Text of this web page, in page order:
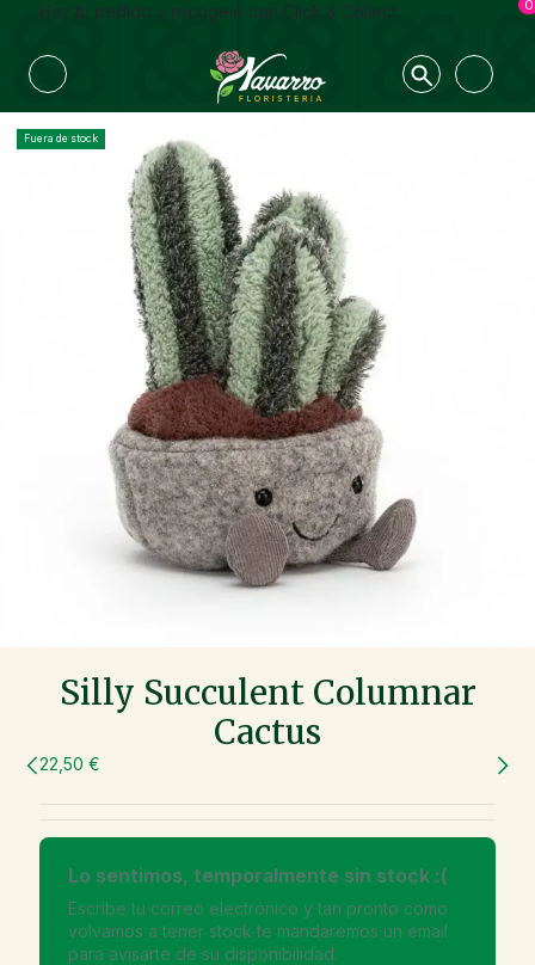
Haz tu pedido y recogelo con Click & Collect 0
Fuera de stock
Silly Succulent Columnar
Cactus
22,50 €
Lo sentimos, temporalmente sin stock :(
Escribe tu correo electrónico y tan pronto como
volvamos a tener stock te mandaremos un email
para avisarte de su disponibilidad.